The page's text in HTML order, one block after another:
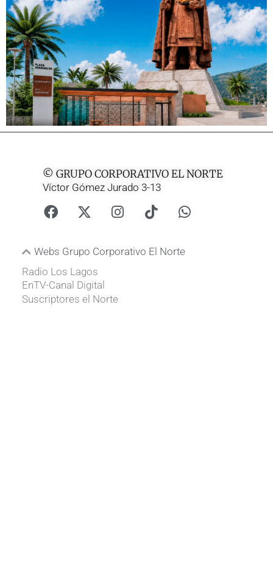
© GRUPO CORPORATIVO EL NORTE
Víctor Gómez Jurado 3-13
Webs Grupo Corporativo El Norte
Radio Los Lagos
EnTV-Canal Digital
Suscriptores el Norte